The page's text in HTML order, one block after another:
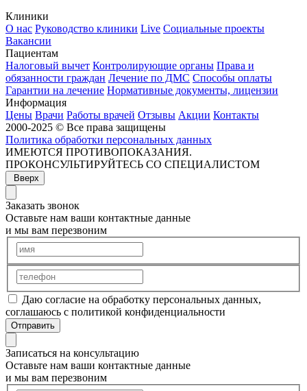
Клиники
О нас Руководство клиники Live Социальные проекты
Вакансии
Пациентам
Налоговый вычет Контролирующие органы Права и
обязанности граждан Лечение по ДМС Способы оплаты
Гарантии на лечение Нормативные документы, лицензии
Информация
Цены Врачи Работы врачей Отзывы Акции Контакты
2000-2025 © Все права защищены
Политика обработки персональных данных
ИМЕЮТСЯ ПРОТИВОПОКАЗАНИЯ.
ПРОКОНСУЛЬТИРУЙТЕСЬ СО СПЕЦИАЛИСТОМ
Вверх
Заказать звонок
Оставьте нам ваши контактные данные
и мы вам перезвоним
Даю согласие на обработку персональных данных,
соглашаюсь с политикой конфиденциальности
Отправить
Записаться на консультацию
Оставьте нам ваши контактные данные
и мы вам перезвоним